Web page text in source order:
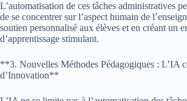
L’automatisation de ces tâches administratives
de se concentrer sur l’aspect humain de
soutien personnalisé aux élèves et en créant un
d’apprentissage stimulant.
**3. Nouvelles Méthodes Pédagogiques : L’IA
d’Innovation**